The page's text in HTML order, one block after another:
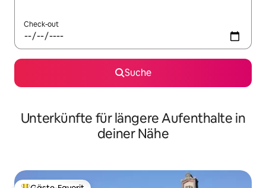
Check-out
Suche
Unterkünfte für längere Aufenthalte in
deiner Nähe